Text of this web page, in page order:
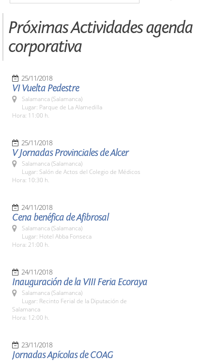
Próximas Actividades agenda
corporativa
25/11/2018
VI Vuelta Pedestre
Salamanca (Salamanca)
Lugar: Parque de La Alamedilla
Hora: 11:00 h.
25/11/2018
V Jornadas Provinciales de Alcer
Salamanca (Salamanca)
Lugar: Salón de Actos del Colegio de Médicos
Hora: 10:30 h.
24/11/2018
Cena benéfica de Afibrosal
Salamanca (Salamanca)
Lugar: Hotel Abba Fonseca
Hora: 21:00 h.
24/11/2018
Inauguración de la VIII Feria Ecoraya
Salamanca (Salamanca)
Lugar: Recinto Ferial de la Diputación de
Salamanca
Hora: 12:00 h.
23/11/2018
Jornadas Apícolas de COAG